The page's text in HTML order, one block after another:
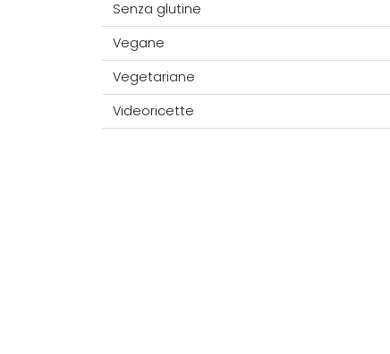
Senza glutine
Vegane
Vegetariane
Videoricette